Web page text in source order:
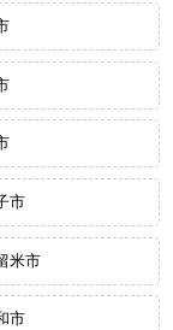
市
米市
市